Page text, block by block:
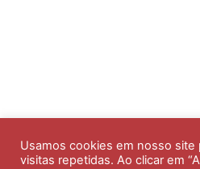
Usamos cookies em nosso
visitas repetidas. Ao clicar em